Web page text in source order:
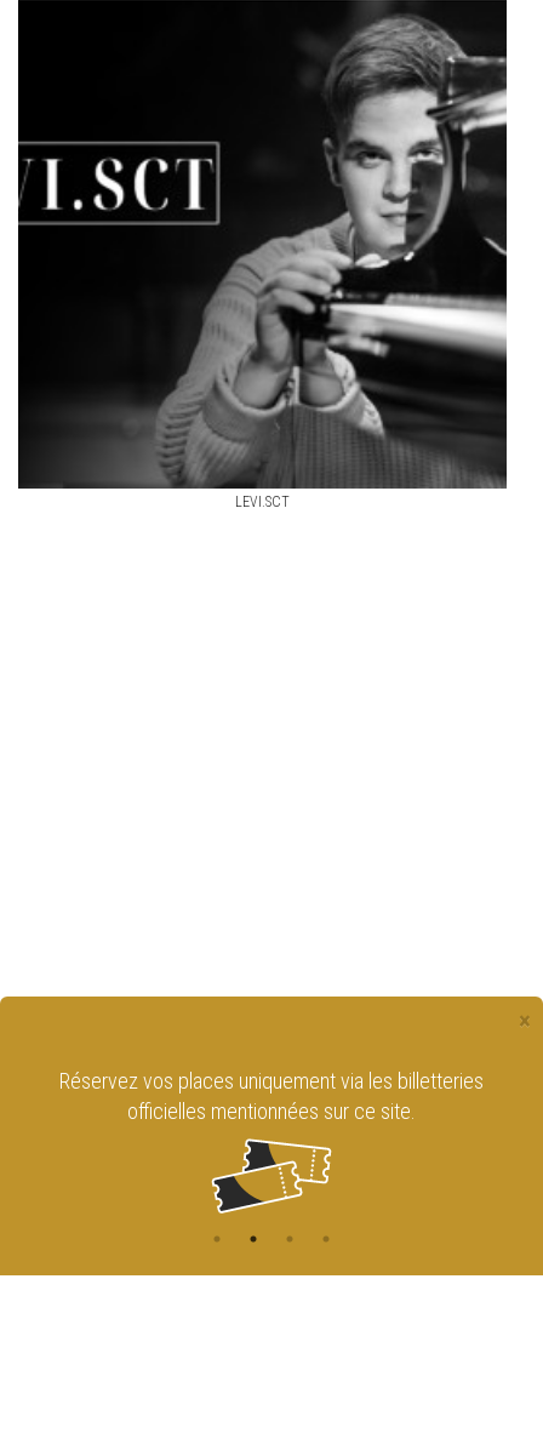
LEVI.SCT
×
Réservez vos places uniquement via les billetteries
officielles mentionnées sur ce site.